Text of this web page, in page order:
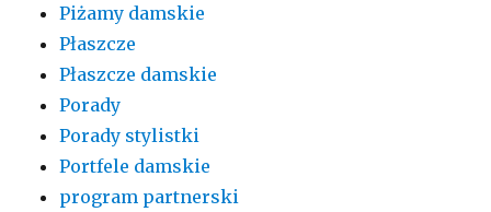
Piżamy damskie
Płaszcze
Płaszcze damskie
Porady
Porady stylistki
Portfele damskie
program partnerski